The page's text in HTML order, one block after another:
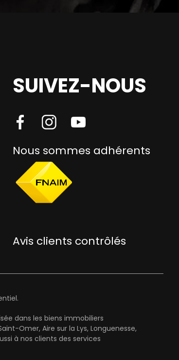
SUIVEZ-NOUS
Nous sommes adhérents
Avis clients contrôlés
dans les biens immobiliers
Omer, Aire sur la Lys, Longuenesse,
à nos clients des services